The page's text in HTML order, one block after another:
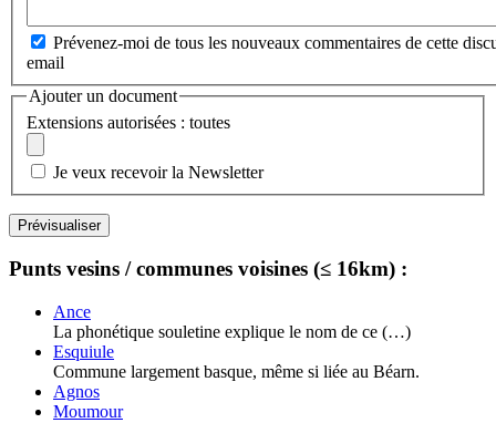
Prévenez-moi de tous les nouveaux commentaires de cette
email
Ajouter un document
Extensions autorisées : toutes
Je veux recevoir la Newsletter
Punts vesins / communes voisines (≤ 16km) :
Ance
La phonétique souletine explique le nom de ce (…)
Esquiule
Commune largement basque, même si liée au Béarn.
Agnos
Moumour